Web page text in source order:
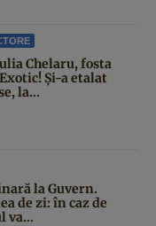
Chelaru, fosta
Și-a etalat
la...
la Guvern.
de zi: în caz de
va...